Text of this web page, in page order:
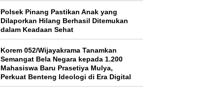
Polsek Pinang Pastikan Anak yang
Dilaporkan Hilang Berhasil Ditemukan
dalam Keadaan Sehat
Korem 052/Wijayakrama Tanamkan
Semangat Bela Negara kepada 1.200
Mahasiswa Baru Prasetiya Mulya,
Perkuat Benteng Ideologi di Era Digital